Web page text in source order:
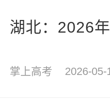
湖北：2026
掌上高考 2026-05-